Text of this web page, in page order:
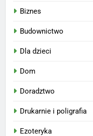
Biznes
Budownictwo
Dla dzieci
Dom
Doradztwo
Drukarnie i poligrafia
Ezoteryka